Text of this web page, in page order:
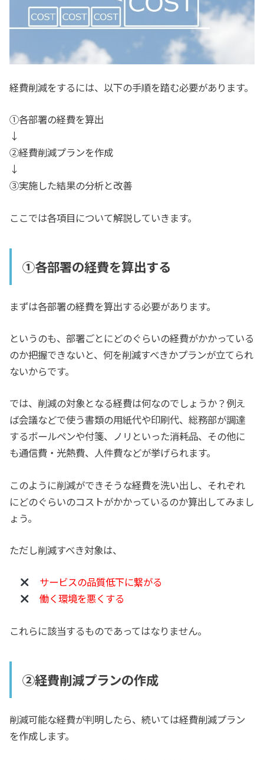
経費削減をするには、以下の手順を踏む必要があります。
①各部署の経費を算出
↓
②経費削減プランを作成
↓
③実施した結果の分析と改善
ここでは各項目について解説していきます。
①各部署の経費を算出する
まずは各部署の経費を算出する必要があります。
というのも、部署ごとにどのぐらいの経費がかかっている
のか把握できないと、何を削減すべきかプランが立てられ
ないからです。
では、削減の対象となる経費は何なのでしょうか？例え
ば会議などで使う書類の用紙代や印刷代、総務部が調達
するボールペンや付箋、ノリといった消耗品、その他に
も通信費・光熱費、人件費などが挙げられます。
このように削減ができそうな経費を洗い出し、それぞれ
にどのぐらいのコストがかかっているのか算出してみまし
ょう。
ただし削減すべき対象は、
サービスの品質低下に繋がる
働く環境を悪くする
これらに該当するものであってはなりません。
②経費削減プランの作成
削減可能な経費が判明したら、続いては経費削減プラン
を作成します。